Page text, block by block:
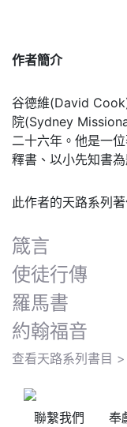
作者簡介
谷德維(David
院(Sydney
二十六年。他是一
釋書、以小先知書
此作者的天路系列
箴言
使徒行傳
羅馬書
約翰福音
查看天路系列書目 >
聯繫我們 奉